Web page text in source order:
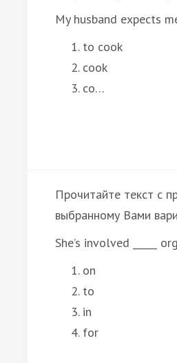
My husband expects
to cook
cook
co…
Прочитайте текст с
выбранному Вами
She’s involved _____
on
to
in
for